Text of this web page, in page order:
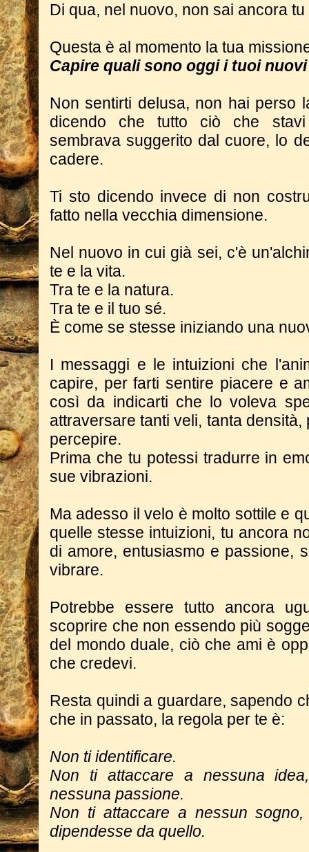
Di qua, nel nuovo, non sai ancora
Questa è al momento la tua
Capire quali sono oggi i tuoi
Non sentirti delusa, non hai perso
dicendo che tutto ciò che
sembrava suggerito dal cuore, lo
cadere.
Ti sto dicendo invece di non
fatto nella vecchia dimensione.
Nel nuovo in cui già sei, c'è
te e la vita.
Tra te e la natura.
Tra te e il tuo sé.
È come se stesse iniziando una
I messaggi e le intuizioni che
capire, per farti sentire piacere e
così da indicarti che lo voleva
attraversare tanti veli, tanta
percepire.
Prima che tu potessi tradurre in
sue vibrazioni.
Ma adesso il velo è molto sottile e
quelle stesse intuizioni, tu ancora
di amore, entusiasmo e passione,
vibrare.
Potrebbe essere tutto ancora
scoprire che non essendo più
del mondo duale, ciò che ami è
che credevi.
Resta quindi a guardare, sapendo
che in passato, la regola per te è:
Non ti identificare.
Non ti attaccare a nessuna
nessuna passione.
Non ti attaccare a nessun
dipendesse da quello.